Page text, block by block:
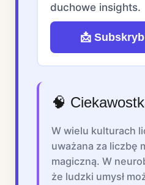
duchowe insights.
📩
🧠
W wielu kulturach
uważana za liczbę
magiczną. W
że ludzki umysł